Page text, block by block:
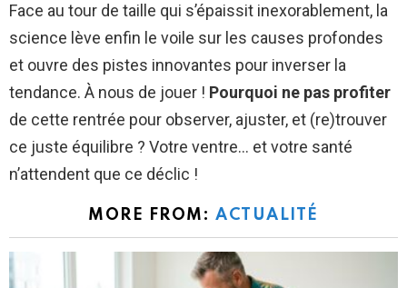
Face au tour de taille qui s’épaissit inexorablement, la
science lève enfin le voile sur les causes profondes
et ouvre des pistes innovantes pour inverser la
tendance. À nous de jouer ! Pourquoi ne pas profiter
de cette rentrée pour observer, ajuster, et (re)trouver
ce juste équilibre ? Votre ventre… et votre santé
n’attendent que ce déclic !
MORE FROM:ACTUALITÉ